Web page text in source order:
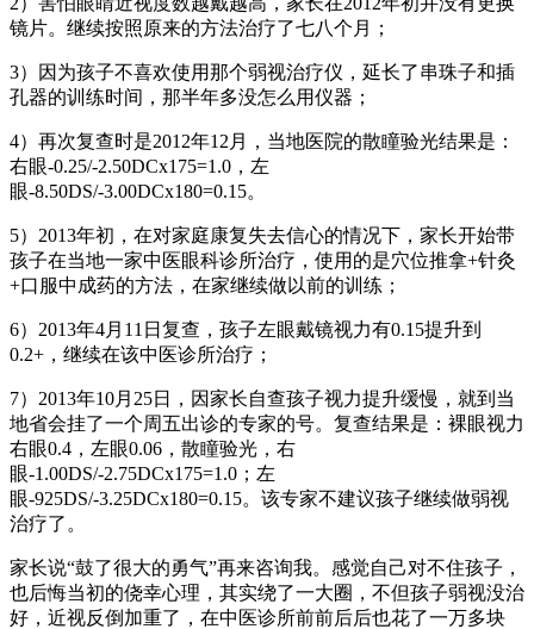
镜片。继续按照原来的方法治疗了七八个月；
3）因为孩子不喜欢使用那个弱视治疗仪，延长了串珠子和插
孔器的训练时间，那半年多没怎么用仪器；
4）再次复查时是2012年12月，当地医院的散瞳验光结果是：
右眼-0.25/-2.50DCx175=1.0，左
眼-8.50DS/-3.00DCx180=0.15。
5）2013年初，在对家庭康复失去信心的情况下，家长开始带
孩子在当地一家中医眼科诊所治疗，使用的是穴位推拿+针灸
+口服中成药的方法，在家继续做以前的训练；
6）2013年4月11日复查，孩子左眼戴镜视力有0.15提升到
0.2+，继续在该中医诊所治疗；
7）2013年10月25日，因家长自查孩子视力提升缓慢，就到当
地省会挂了一个周五出诊的专家的号。复查结果是：裸眼视力
右眼0.4，左眼0.06，散瞳验光，右
眼-1.00DS/-2.75DCx175=1.0；左
眼-925DS/-3.25DCx180=0.15。该专家不建议孩子继续做弱视
治疗了。
家长说“鼓了很大的勇气”再来咨询我。感觉自己对不住孩子，
也后悔当初的侥幸心理，其实绕了一大圈，不但孩子弱视没治
好，近视反倒加重了，在中医诊所前前后后也花了一万多块